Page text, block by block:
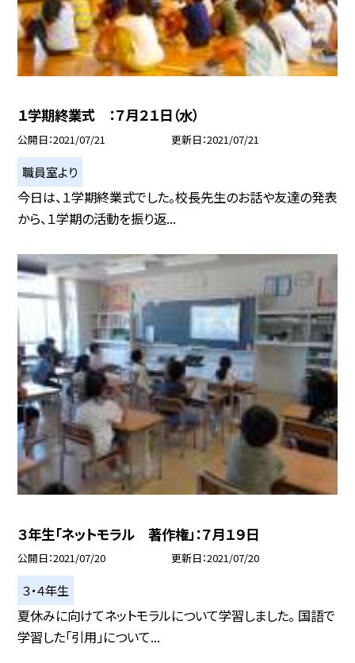
１学期終業式 ：７月２１日（水）
公開日 2021/07/21 更新日 2021/07/21
職員室より
今日は、１学期終業式でした。校長先生のお話や友達の発表
から、１学期の活動を振り返...
３年生「ネットモラル 著作権」：７月１９日
公開日 2021/07/20 更新日 2021/07/20
３・４年生
夏休みに向けてネットモラルについて学習しました。 国語で
学習した「引用」について...